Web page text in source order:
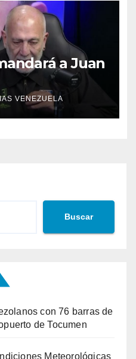
a Juan
VENEZUELA
Buscar
con 76 barras de
de Tocumen
Meteorológicas